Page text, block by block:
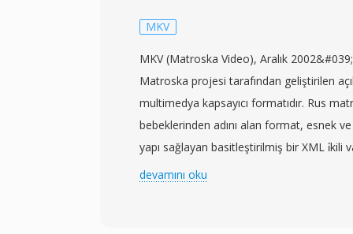
MKV
MKV (Matroska Video), Aralık
Matroska projesi tarafından geliştirilen
multimedya kapsayıcı formatıdır. Rus
bebeklerinden adını alan format, esnek
yapı sağlayan basitleştirilmiş bir XML i̇kili
Binary Meta Language (EBML) üzerine
devamını oku